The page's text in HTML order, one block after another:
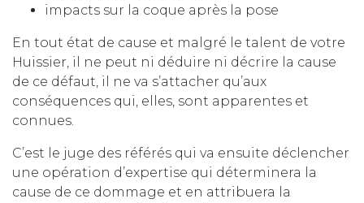
impacts sur la coque après la pose
En tout état de cause et malgré le talent de votre
Huissier, il ne peut ni déduire ni décrire la cause
de ce défaut, il ne va s’attacher qu’aux
conséquences qui, elles, sont apparentes et
connues.
C’est le juge des référés qui va ensuite déclencher
une opération d’expertise qui déterminera la
cause de ce dommage et en attribuera la